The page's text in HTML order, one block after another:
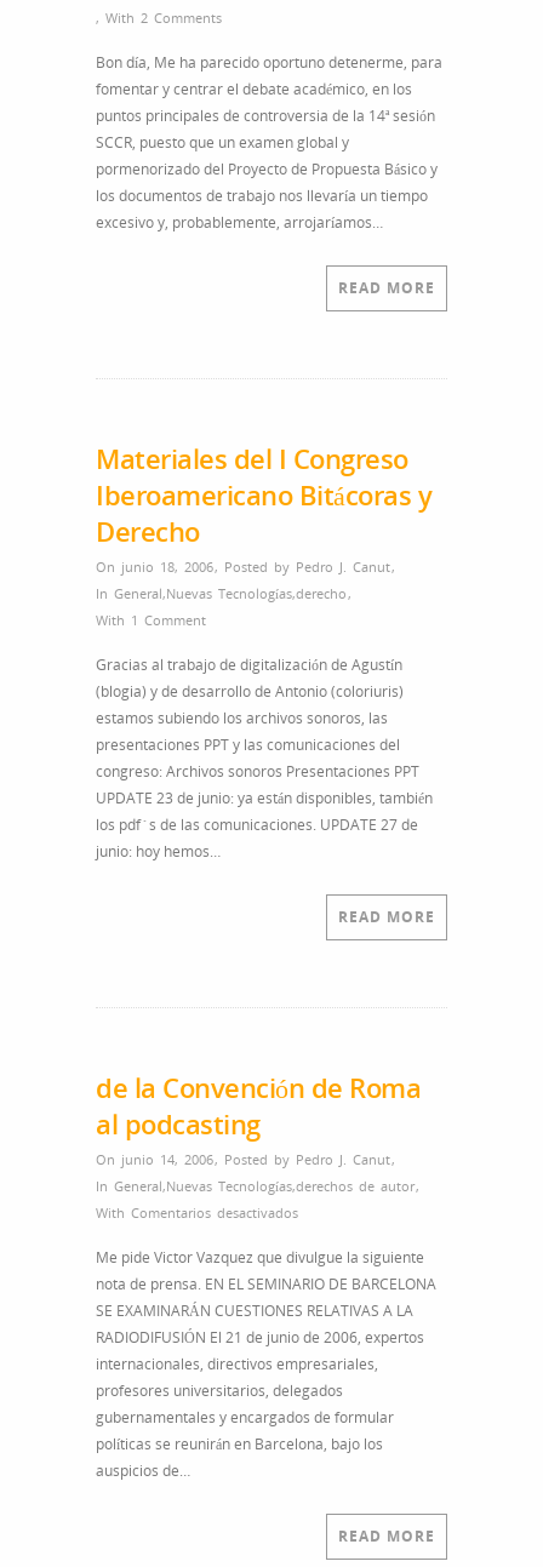
, With 2 Comments
Bon día, Me ha parecido oportuno detenerme, para
fomentar y centrar el debate académico, en los
puntos principales de controversia de la 14ª sesión
SCCR, puesto que un examen global y
pormenorizado del Proyecto de Propuesta Básico y
los documentos de trabajo nos llevaría un tiempo
excesivo y, probablemente, arrojaríamos…
READ MORE
Materiales del I Congreso
Iberoamericano Bitácoras y
Derecho
On junio 18, 2006, Posted by Pedro J. Canut,
In General,Nuevas Tecnologías,derecho,
With 1 Comment
Gracias al trabajo de digitalización de Agustín
(blogia) y de desarrollo de Antonio (coloriuris)
estamos subiendo los archivos sonoros, las
presentaciones PPT y las comunicaciones del
congreso: Archivos sonoros Presentaciones PPT
UPDATE 23 de junio: ya están disponibles, también
los pdf´s de las comunicaciones. UPDATE 27 de
junio: hoy hemos…
READ MORE
de la Convención de Roma
al podcasting
On junio 14, 2006, Posted by Pedro J. Canut,
In General,Nuevas Tecnologías,derechos de autor,
With Comentarios desactivadosen
la
Convención
de
Roma
al
podcasting
Me pide Victor Vazquez que divulgue la siguiente
nota de prensa. EN EL SEMINARIO DE BARCELONA
SE EXAMINARÁN CUESTIONES RELATIVAS A LA
RADIODIFUSIÓN El 21 de junio de 2006, expertos
internacionales, directivos empresariales,
profesores universitarios, delegados
gubernamentales y encargados de formular
políticas se reunirán en Barcelona, bajo los
auspicios de…
READ MORE